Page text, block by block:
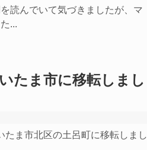
読んでいて気づきましたが、マ
...
たま市に移転しまし
ま市北区の土呂町に移転しまし